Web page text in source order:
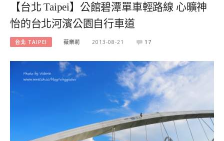
【台北 Taipei】公館碧潭單車輕路線 心曠神
怡的台北河濱公園自行車道
台北 TAIPEI 薇樂莉 2013-08-21 17